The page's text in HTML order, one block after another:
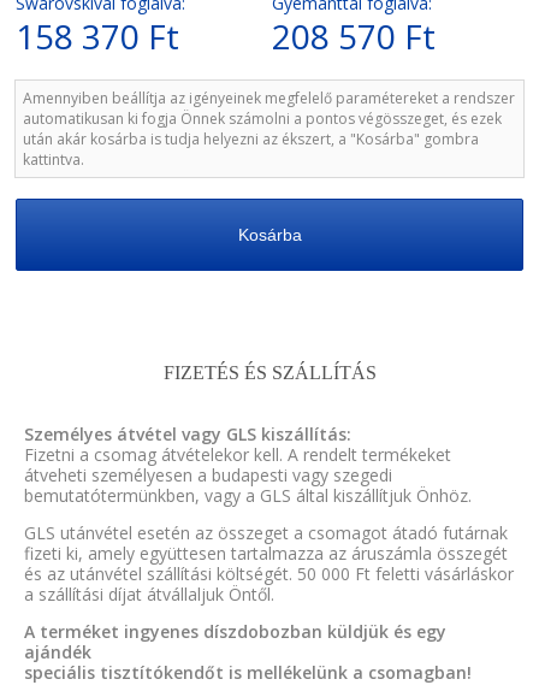
158 370 Ft 208 570 Ft
Amennyiben beállítja az igényeinek megfelelő paramétereket a rendszer
automatikusan ki fogja Önnek számolni a pontos végösszeget, és ezek
után akár kosárba is tudja helyezni az ékszert, a "Kosárba" gombra
kattintva.
Kosárba
FIZETÉS ÉS SZÁLLÍTÁS
Személyes átvétel vagy GLS kiszállítás:
Fizetni a csomag átvételekor kell. A rendelt termékeket
átveheti személyesen a budapesti vagy szegedi
bemutatótermünkben, vagy a GLS által kiszállítjuk Önhöz.
GLS utánvétel esetén az összeget a csomagot átadó futárnak
fizeti ki, amely együttesen tartalmazza az áruszámla összegét
és az utánvétel szállítási költségét. 50 000 Ft feletti vásárláskor
a szállítási díjat átvállaljuk Öntől.
A terméket ingyenes díszdobozban küldjük és egy
ajándék
speciális tisztítókendőt is mellékelünk a csomagban!